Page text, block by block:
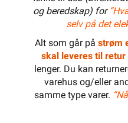
og beredskap) for
selv på det
Alt som går på strøm
skal leveres til retur
lenger. Du kan
varehus og/eller
samme type varer.